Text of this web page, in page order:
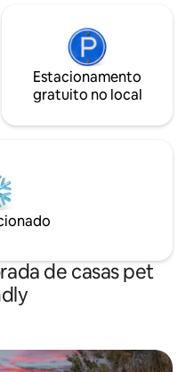
Estacionamento
gratuito no local
de casas pet